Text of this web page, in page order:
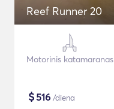
Reef Runner 20
Motorinis katamaranas
$516 /diena